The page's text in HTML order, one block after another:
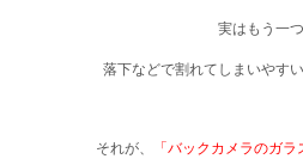
実はもう一つ
落下などで割れてしまいやす
それが、 「バックカメラのガラ